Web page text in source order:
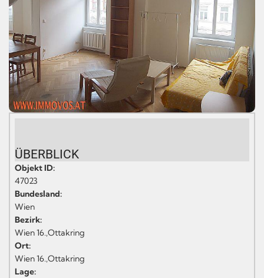
ÜBERBLICK
Objekt ID:
47023
Bundesland:
Wien
Bezirk:
Wien 16.,Ottakring
Ort:
Wien 16.,Ottakring
Lage: